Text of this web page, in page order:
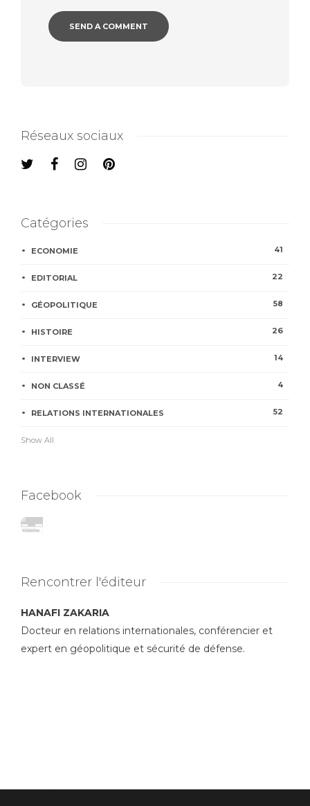
Réseaux sociaux
Catégories
ECONOMIE 41
EDITORIAL 22
GÉOPOLITIQUE 58
HISTOIRE 26
INTERVIEW 14
NON CLASSÉ 4
RELATIONS INTERNATIONALES 52
Show All
Facebook
Rencontrer l'éditeur
HANAFI ZAKARIA
Docteur en relations internationales, conférencier et
expert en géopolitique et sécurité de défense.